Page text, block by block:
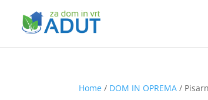
Home / DOM IN OPREMA /